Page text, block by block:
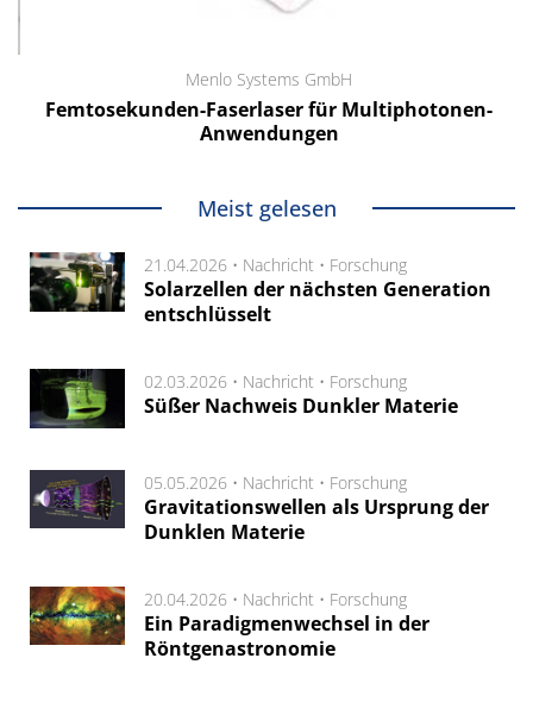
Menlo Systems GmbH
Femtosekunden-Faserlaser für Multiphotonen-
Anwendungen
Meist gelesen
21.04.2026 • Nachricht • Forschung
Solarzellen der nächsten Generation
entschlüsselt
02.03.2026 • Nachricht • Forschung
Süßer Nachweis Dunkler Materie
05.05.2026 • Nachricht • Forschung
Gravitationswellen als Ursprung der
Dunklen Materie
20.04.2026 • Nachricht • Forschung
Ein Paradigmenwechsel in der
Röntgenastronomie